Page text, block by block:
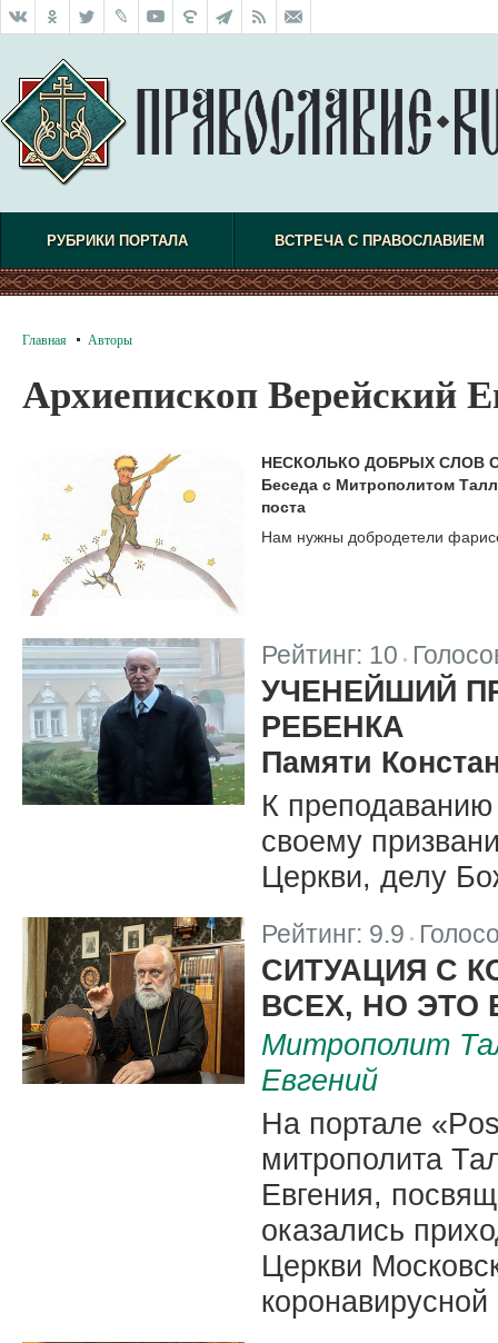
РУБРИКИ ПОРТАЛА ВСТРЕЧА С ПРАВОСЛАВИЕМ
Главная Авторы
Архиепископ Верейский
НЕСКОЛЬКО ДОБРЫХ СЛОВ
Беседа с Митрополитом
поста
Нам нужны добродетели
Рейтинг: 10
УЧЕНЕЙШИЙ
РЕБЕНКА
Памяти
К
своему
Церкви, делу
Рейтинг: 9.9
СИТУАЦИЯ С
ВСЕХ, НО ЭТО
Митрополит
Евгений
На портале
митрополита
Евгения,
оказались
Церкви